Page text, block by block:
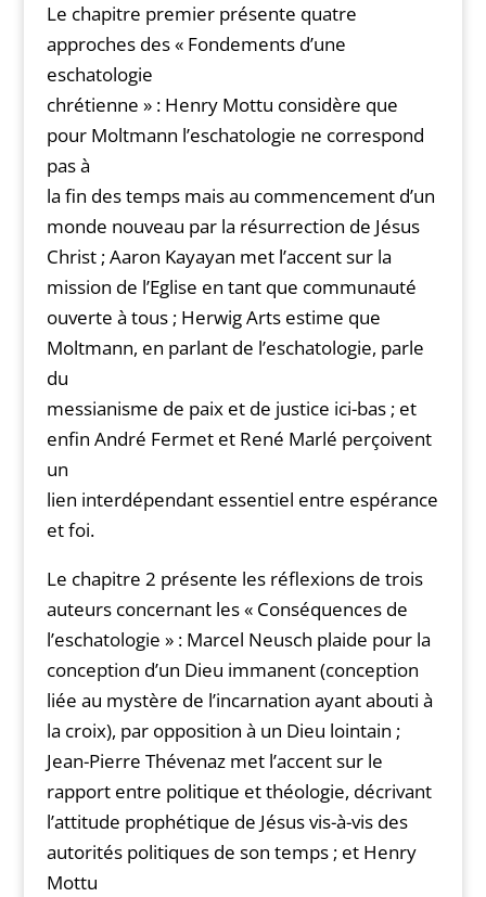
Le chapitre premier présente quatre
approches des « Fondements d’une
eschatologie
chrétienne » : Henry Mottu considère que
pour Moltmann l’eschatologie ne correspond
pas à
la fin des temps mais au commencement d’un
monde nouveau par la résurrection de Jésus
Christ ; Aaron Kayayan met l’accent sur la
mission de l’Eglise en tant que communauté
ouverte à tous ; Herwig Arts estime que
Moltmann, en parlant de l’eschatologie, parle
du
messianisme de paix et de justice ici-bas ; et
enfin André Fermet et René Marlé perçoivent
un
lien interdépendant essentiel entre espérance
et foi.
Le chapitre 2 présente les réflexions de trois
auteurs concernant les « Conséquences de
l’eschatologie » : Marcel Neusch plaide pour la
conception d’un Dieu immanent (conception
liée au mystère de l’incarnation ayant abouti à
la croix), par opposition à un Dieu lointain ;
Jean-Pierre Thévenaz met l’accent sur le
rapport entre politique et théologie, décrivant
l’attitude prophétique de Jésus vis-à-vis des
autorités politiques de son temps ; et Henry
Mottu